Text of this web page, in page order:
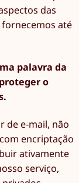
das
fornecemos até
palavra da
o
de e-mail, não
encriptação
ativamente
serviço,